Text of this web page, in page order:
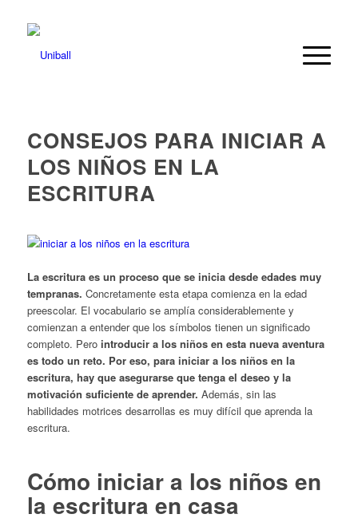
CONSEJOS PARA INICIAR A
LOS NIÑOS EN LA
ESCRITURA
La escritura es un proceso que se inicia desde edades muy
tempranas. Concretamente esta etapa comienza en la edad
preescolar. El vocabulario se amplía considerablemente y
comienzan a entender que los símbolos tienen un significado
completo. Pero introducir a los niños en esta nueva aventura
es todo un reto. Por eso, para iniciar a los niños en la
escritura, hay que asegurarse que tenga el deseo y la
motivación suficiente de aprender. Además, sin las
habilidades motrices desarrollas es muy difícil que aprenda la
escritura.
Cómo iniciar a los niños en
la escritura en casa